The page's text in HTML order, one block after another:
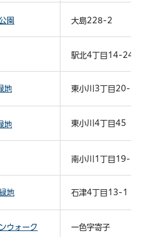
園 大島228-2
駅北4丁目14-24
地 東小川3丁目20-10
地 東小川4丁目45
南小川1丁目19-1
地 石津4丁目13-1
ウォーク 一色字寄子